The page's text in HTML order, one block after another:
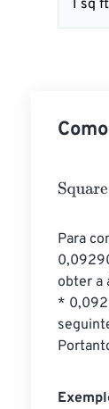
1 sq
Square
Para
obter a
*